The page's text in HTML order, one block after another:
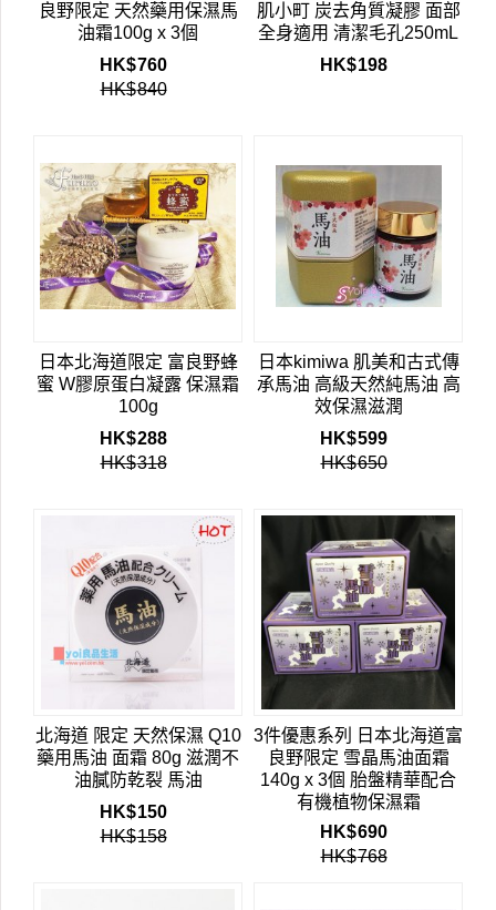
良野限定 天然藥用保濕馬
油霜100g x 3個
HK$760
HK$840
肌小町 炭去角質凝膠 面部
全身適用 清潔毛孔250mL
HK$198
日本北海道限定 富良野蜂
蜜 W膠原蛋白凝露 保濕霜
100g
HK$288
HK$318
日本kimiwa 肌美和古式傳
承馬油 高級天然純馬油 高
效保濕滋潤
HK$599
HK$650
北海道 限定 天然保濕 Q10
藥用馬油 面霜 80g 滋潤不
油膩防乾裂 馬油
HK$150
HK$158
3件優惠系列 日本北海道富
良野限定 雪晶馬油面霜
140g x 3個 胎盤精華配合
有機植物保濕霜
HK$690
HK$768